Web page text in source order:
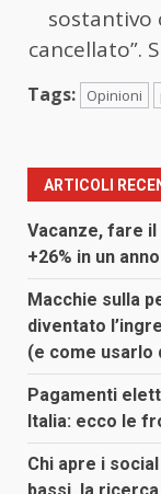
sostantivo
cancellato”.
Tags: Opinioni
ARTICOLI
Vacanze, fare
+26% in un anno
Macchie sulla
diventato
(e come usarlo
Pagamenti
Italia: ecco le
Chi apre i
bassi, la